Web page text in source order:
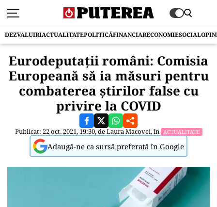
DEZVALUIRIACTUALITATEPOLITICĂFINANCIARECONOMIESOCIAL
Eurodeputaţii români: Comisia
Europeană să ia măsuri pentru
combaterea ştirilor false cu
privire la COVID
Publicat: 22 oct. 2021, 19:30, deLaura Macovei, în ACTUALITATE
Adaugă-ne ca sursă preferată în Google